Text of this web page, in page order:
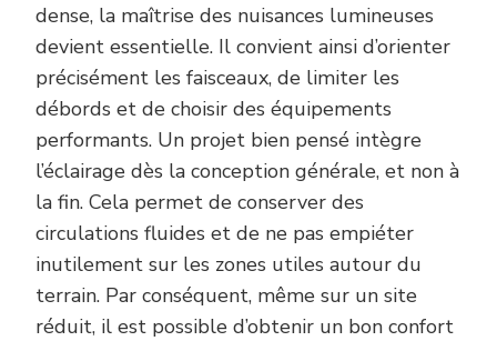
dense, la maîtrise des nuisances lumineuses
devient essentielle. Il convient ainsi d’orienter
précisément les faisceaux, de limiter les
débords et de choisir des équipements
performants. Un projet bien pensé intègre
l’éclairage dès la conception générale, et non à
la fin. Cela permet de conserver des
circulations fluides et de ne pas empiéter
inutilement sur les zones utiles autour du
terrain. Par conséquent, même sur un site
réduit, il est possible d’obtenir un bon confort